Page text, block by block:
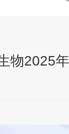
物2025